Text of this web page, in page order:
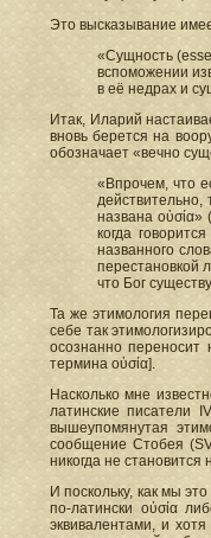
Это высказывание
«Сущность
вспоможении
в её недрах и
Итак, Иларий
вновь берется на
обозначает «вечно
«Впрочем, что
действительно,
названа
когда
названного
перестановкой
что Бог
Та же этимология
себе так
осознанно
термина οὐσία].
Насколько мне
латинские писатели
вышеупомянутая
сообщение Стобея
никогда не
И поскольку, как мы
по-латински οὐσία
эквивалентами, и